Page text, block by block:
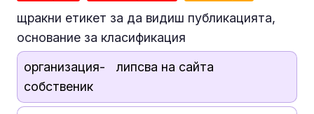
щракни етикет за да видиш публикацията,
основание за класификация
организация-
собственик
липсва на сайта